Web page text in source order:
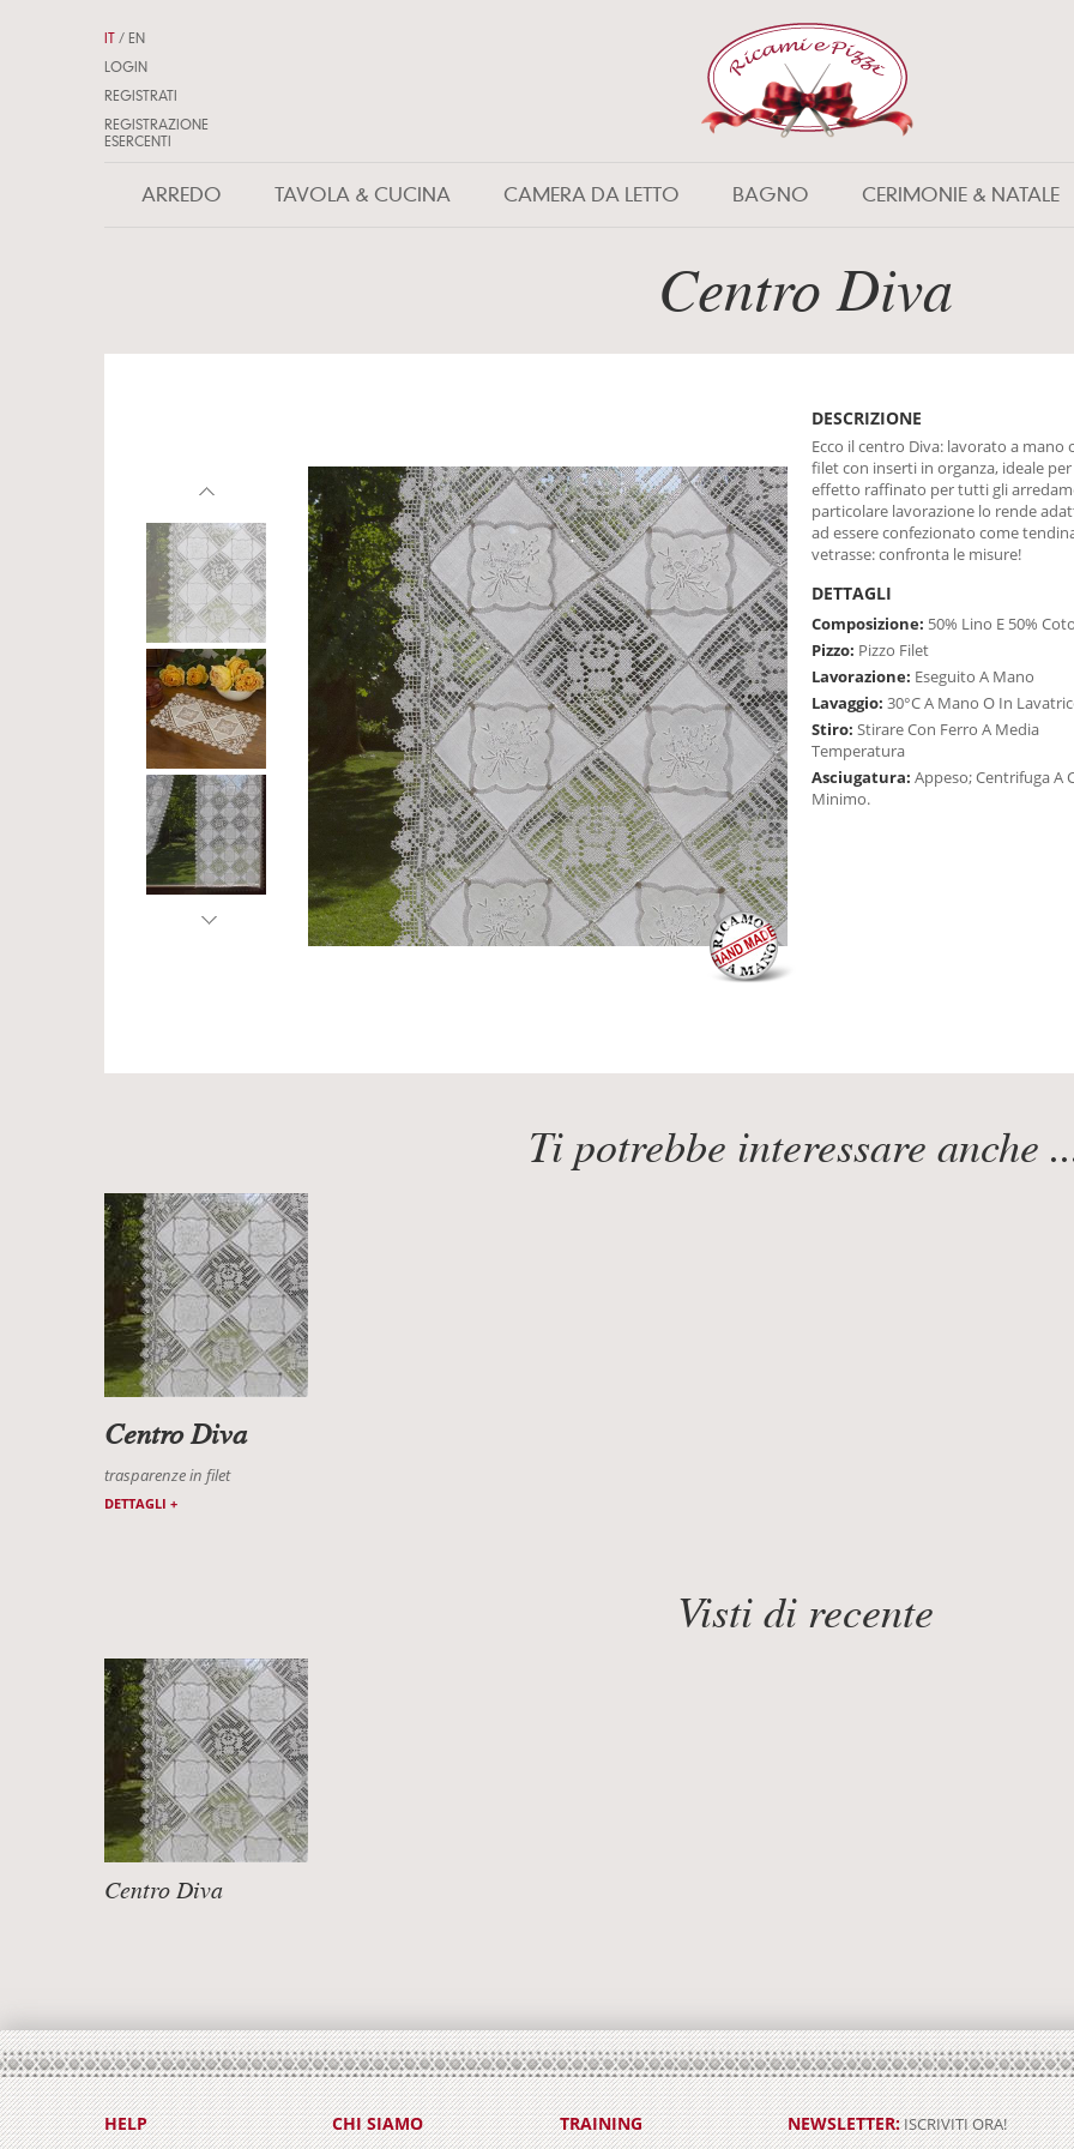
ARREDO TAVOLA & CUCINA CAMERA DA LETTO BAGNO CERIMONIE & NATALE
IT / EN
LOGIN
REGISTRATI
REGISTRAZIONE
ESERCENTI
Centro Diva
DESCRIZIONE
Ecco il centro Diva: lavorato a mano
filet con inserti in organza, ideale
effetto raffinato per tutti gli
particolare lavorazione lo rende
ad essere confezionato come
vetrasse: confronta le misure!
DETTAGLI
Composizione: 50% Lino E 50%
Pizzo: Pizzo Filet
Lavorazione: Eseguito A Mano
Lavaggio: 30°C A Mano O In
Stiro: Stirare Con Ferro A Media
Temperatura
Asciugatura: Appeso; Centrifuga A
Minimo.
Ti potrebbe interessare anche
Centro Diva
trasparenze in filet
DETTAGLI +
Visti di recente
Centro Diva
HELP CHI SIAMO TRAINING NEWSLETTER:ISCRIVITI ORA!